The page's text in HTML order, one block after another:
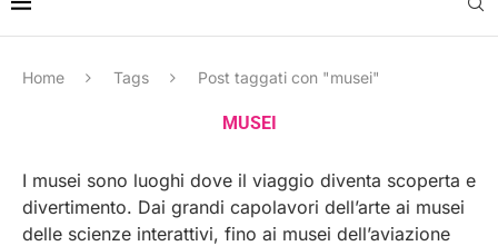
Home Tags Post taggati con "musei"
MUSEI
I musei sono luoghi dove il viaggio diventa scoperta e
divertimento. Dai grandi capolavori dell’arte ai musei
delle scienze interattivi, fino ai musei dell’aviazione